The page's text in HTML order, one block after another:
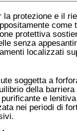
la protezione e il
protettiva
senza
localizzati
soggetta a
della
e
nei periodi di
.